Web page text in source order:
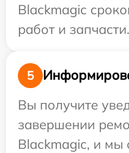
Blackmagic
работ и запчасти.
5
Вы получите
завершении
Blackmagic, и мы